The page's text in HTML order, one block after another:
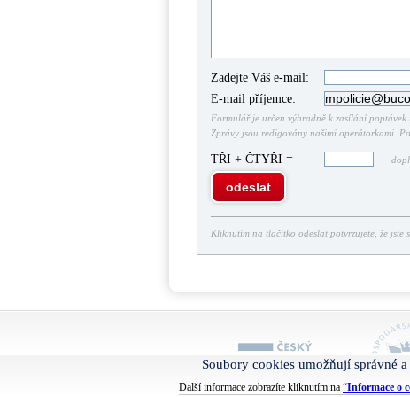
Zadejte Váš e-mail:
E-mail příjemce:
Formulář je určen výhradně k zasílání
Zprávy jsou redigovány našimi operátorkami.
TŘI + ČTYŘI =
odeslat
Kliknutím na tlačítko odeslat potvrzujete, že jste
Soubory cookies umožňují správné
Další informace zobrazíte kliknutím na “Informace o